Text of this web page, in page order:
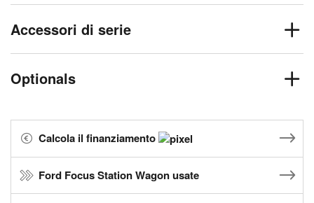
Accessori di serie
Optionals
Calcola il finanziamento
Ford Focus Station Wagon usate